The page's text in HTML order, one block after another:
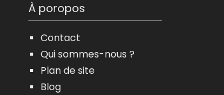
À poropos
Contact
Qui sommes-nous ?
Plan de site
Blog